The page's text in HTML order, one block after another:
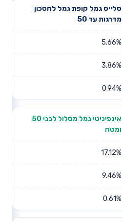
שנתית 3
תשואה
דמי ניהול
סלייס גמל קופת גמל לחסכון
מדרגות עד 50
5.66%
3.86%
0.94%
אינפיניטי גמל מסלול לבני 50
ומטה
17.12%
9.46%
0.61%